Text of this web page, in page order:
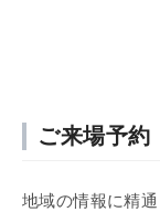
ご来場予約
地域の情報に精